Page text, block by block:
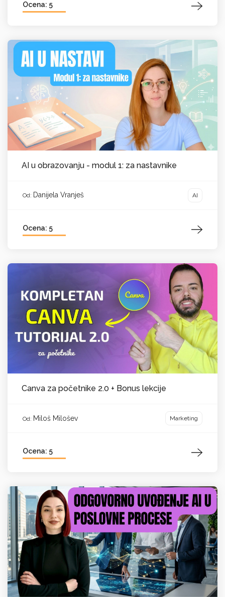
Ocena: 5
AI u obrazovanju - modul 1: za nastavnike
Od: Danijela Vranješ AI
Ocena: 5
Canva za početnike 2.0 + Bonus lekcije
Od: Miloš Milošev Marketing
Ocena: 5